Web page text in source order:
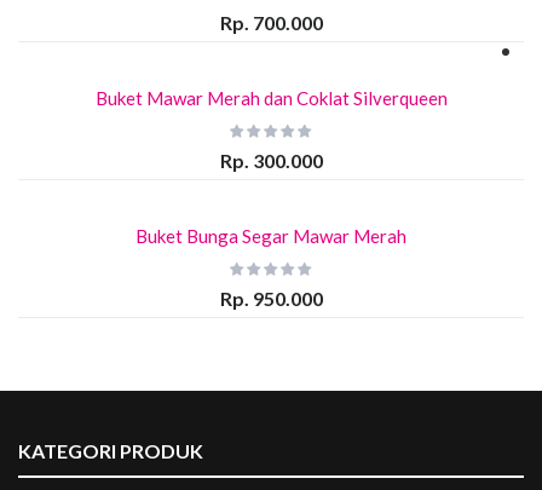
Rp. 700.000
Buket Mawar Merah dan Coklat Silverqueen
Rp. 300.000
Buket Bunga Segar Mawar Merah
Rp. 950.000
KATEGORI PRODUK